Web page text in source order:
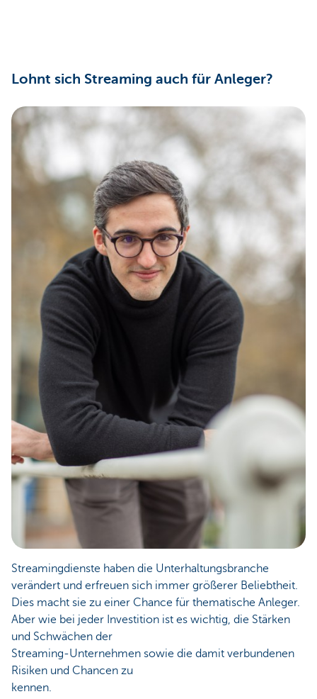
Lohnt sich Streaming auch für Anleger?
Streamingdienste haben die Unterhaltungsbranche
verändert und erfreuen sich immer größerer Beliebtheit.
Dies macht sie zu einer Chance für thematische Anleger.
Aber wie bei jeder Investition ist es wichtig, die Stärken
und Schwächen der
Streaming-Unternehmen sowie die damit verbundenen
Risiken und Chancen zu
kennen.